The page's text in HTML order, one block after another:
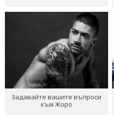
Задавайте вашите въпроси
към Жоро